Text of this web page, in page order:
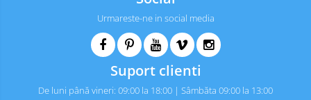
Urmareste-ne in social media
Suport clienti
De luni până vineri: 09:00 la 18:00 | Sâmbăta 09:00 la 13:00